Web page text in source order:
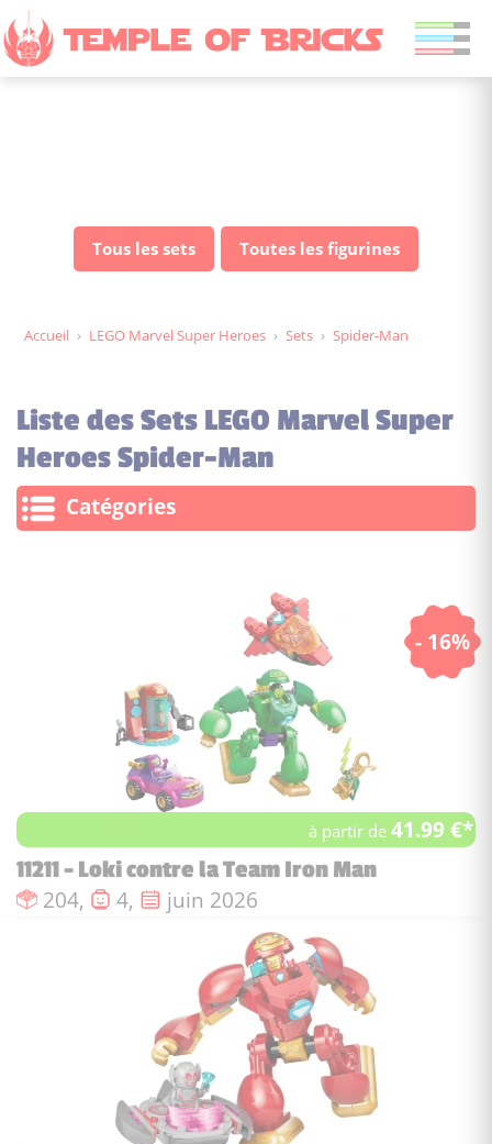
Tous les sets Toutes les figurines
Accueil › LEGO Marvel Super Heroes › Sets › Spider-Man
Liste des Sets LEGO Marvel Super
Heroes Spider-Man
Catégories
- 16%
à partir de41.99 €*
11211 - Loki contre la Team Iron Man
Nombre de pièces :
204, Nombre de figurines :
4, Date de sortie :
juin 2026